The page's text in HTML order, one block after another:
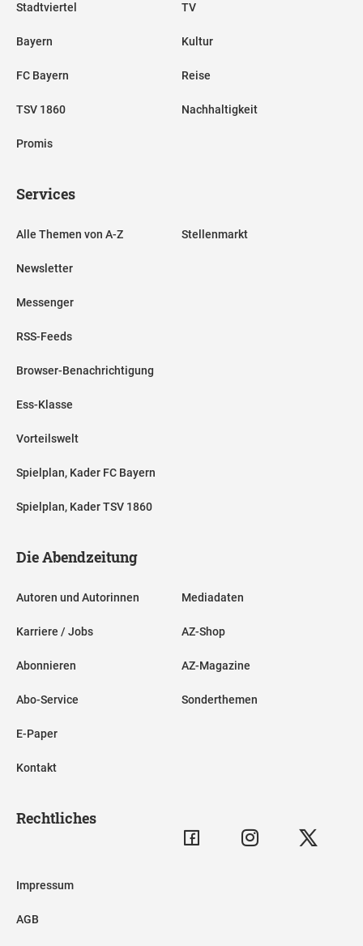
Stadtviertel
Bayern
FC Bayern
TSV 1860
Promis
TV
Kultur
Reise
Nachhaltigkeit
Services
Alle Themen von A-Z
Newsletter
Messenger
RSS-Feeds
Browser-Benachrichtigung
Ess-Klasse
Vorteilswelt
Spielplan, Kader FC Bayern
Spielplan, Kader TSV 1860
Stellenmarkt
Die Abendzeitung
Autoren und Autorinnen
Karriere / Jobs
Abonnieren
Abo-Service
E-Paper
Kontakt
Mediadaten
AZ-Shop
AZ-Magazine
Sonderthemen
Rechtliches
Impressum
AGB